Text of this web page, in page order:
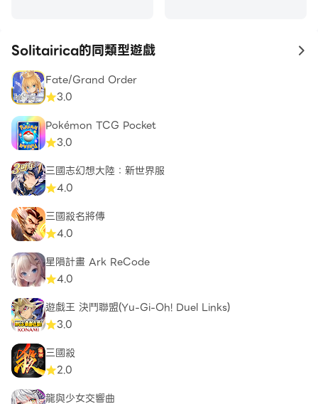
Solitairica的同類型遊戲 to
Fate/Grand Order
3.0
Pokémon TCG Pocket
3.0
三國志幻想大陸：新世界服
4.0
三國殺名將傳
4.0
星隕計畫 Ark ReCode
4.0
遊戲王 決鬥聯盟(Yu-Gi-Oh! Duel Links)
3.0
三國殺
2.0
龍與少女交響曲